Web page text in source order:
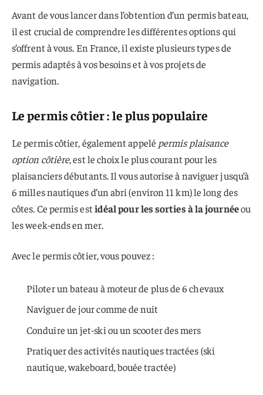
Avant de vous lancer dans l’obtention d’un permis bateau,
il est crucial de comprendre les différentes options qui
s’offrent à vous. En France, il existe plusieurs types de
permis adaptés à vos besoins et à vos projets de
navigation.
Le permis côtier : le plus populaire
Le permis côtier, également appelé permis plaisance
option côtière, est le choix le plus courant pour les
plaisanciers débutants. Il vous autorise à naviguer jusqu’à
6 milles nautiques d’un abri (environ 11 km) le long des
côtes. Ce permis estidéal pour les sorties à la journéeou
les week-ends en mer.
Avec le permis côtier, vous pouvez :
Piloter un bateau à moteur de plus de 6 chevaux
Naviguer de jour comme de nuit
Conduire un jet-ski ou un scooter des mers
Pratiquer des activités nautiques tractées (ski
nautique, wakeboard, bouée tractée)